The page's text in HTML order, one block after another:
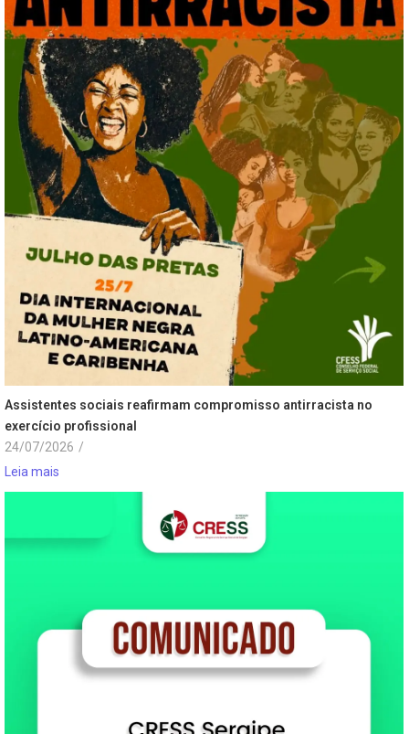
Assistentes sociais reafirmam compromisso antirracista no
exercício profissional
24/07/2026 /
Leia mais